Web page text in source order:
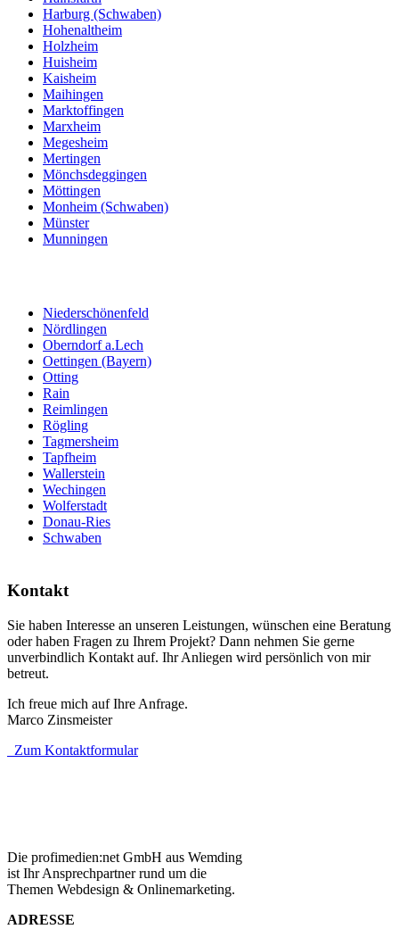
Harburg (Schwaben)
Hohenaltheim
Holzheim
Huisheim
Kaisheim
Maihingen
Marktoffingen
Marxheim
Megesheim
Mertingen
Mönchsdeggingen
Möttingen
Monheim (Schwaben)
Münster
Munningen
Niederschönenfeld
Nördlingen
Oberndorf a.Lech
Oettingen (Bayern)
Otting
Rain
Reimlingen
Rögling
Tagmersheim
Tapfheim
Wallerstein
Wechingen
Wolferstadt
Donau-Ries
Schwaben
Kontakt
Sie haben Interesse an unseren Leistungen, wünschen eine Beratung
oder haben Fragen zu Ihrem Projekt? Dann nehmen Sie gerne
unverbindlich Kontakt auf. Ihr Anliegen wird persönlich von mir
betreut.
Ich freue mich auf Ihre Anfrage.
Marco Zinsmeister
Zum Kontaktformular
Die profimedien:net GmbH aus Wemding
ist Ihr Ansprechpartner rund um die
Themen Webdesign & Onlinemarketing.
ADRESSE